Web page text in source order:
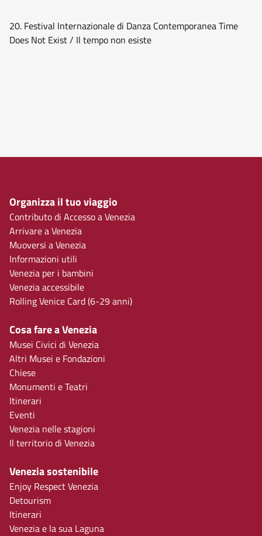
20. Festival Internazionale di Danza Contemporanea Time
Does Not Exist / Il tempo non esiste
Organizza il tuo viaggio
Contributo di Accesso a Venezia
Arrivare a Venezia
Muoversi a Venezia
Informazioni utili
Venezia per i bambini
Venezia accessibile
Rolling Venice Card (6-29 anni)
Cosa fare a Venezia
Musei Civici di Venezia
Altri Musei e Fondazioni
Chiese
Monumenti e Teatri
Itinerari
Eventi
Venezia nelle stagioni
Il territorio di Venezia
Venezia sostenibile
Enjoy Respect Venezia
Detourism
Itinerari
Venezia e la sua Laguna